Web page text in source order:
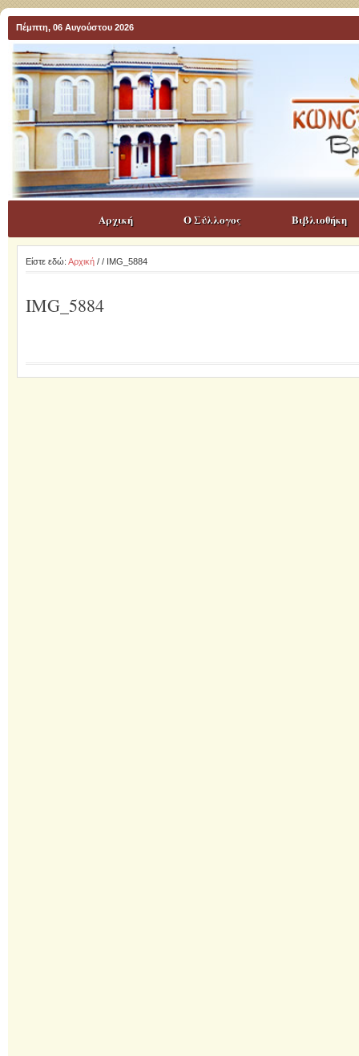
Πέμπτη, 06 Αυγούστου 2026
Αρχική Ο Σύλλογος Βιβλιοθήκη
Είστε εδώ: Αρχική/ / IMG_5884
IMG_5884